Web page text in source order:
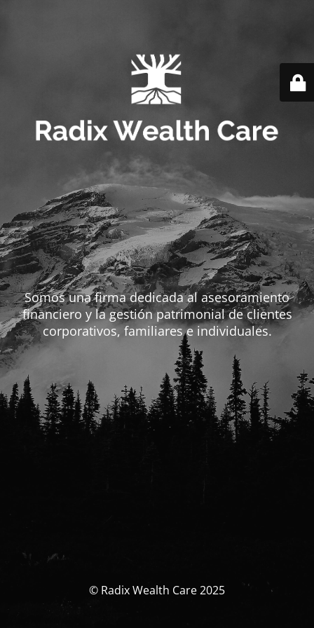
Somos una firma dedicada al asesoramiento
financiero y la gestión patrimonial de clientes
corporativos, familiares e individuales.
© Radix Wealth Care 2025